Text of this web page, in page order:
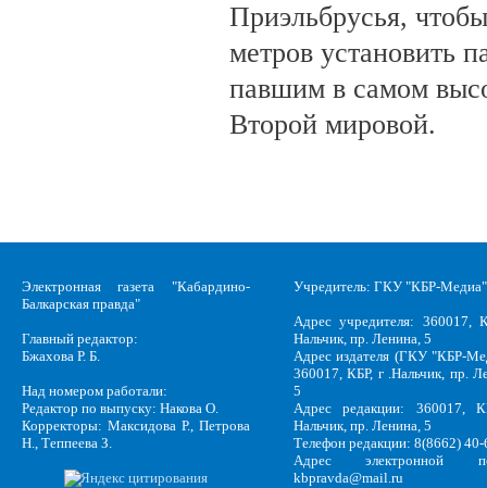
Приэльбрусья,
метров установить
павшим в самом
Второй мировой.
Электронная газета "Кабардино-
Балкарская правда"
Главный редактор:
Бжахова Р. Б.
Над номером работали:
Редактор по выпуску: Накова О.
Корректоры: Максидова Р., Петрова
Н., Теппеева З.
Учредитель: ГКУ "КБР-Медиа"
Адрес учредителя: 360017,
Нальчик, пр. Ленина, 5
Адрес издателя (ГКУ "КБР-
360017, КБР, г .Нальчик, пр.
5
Адрес редакции: 360017,
Нальчик, пр. Ленина, 5
Телефон редакции: 8(8662)
Адрес электронной
kbpravda@mail.ru